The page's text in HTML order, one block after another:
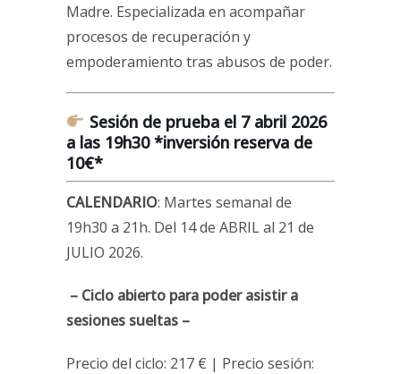
Madre. Especializada en acompañar
procesos de recuperación y
empoderamiento tras abusos de poder.
Sesión de prueba el 7 abril 2026
a las 19h30*inversión reserva de
10€*
CALENDARIO: Martes semanal de
19h30 a 21h. Del 14 de ABRIL al 21 de
JULIO 2026.
– Ciclo abierto para poder asistir a
sesiones sueltas –
Precio del ciclo: 217 € | Precio sesión: